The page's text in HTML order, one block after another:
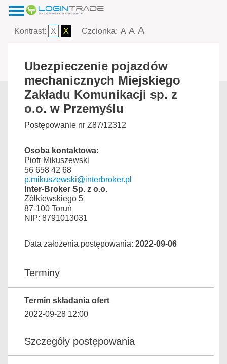
Kontrast: X X Czcionka: A A A
Ubezpieczenie pojazdów
mechanicznych Miejskiego
Zakładu Komunikacji sp. z
o.o. w Przemyślu
Postępowanie nr Z87/12312
Osoba kontaktowa:
Piotr Mikuszewski
56 658 42 68
p.mikuszewski@interbroker.pl
Inter-Broker Sp. z o.o.
Zółkiewskiego 5
87-100 Toruń
NIP: 8791013031
Data założenia postępowania: 2022-09-06
Terminy
Termin składania ofert
2022-09-28 12:00
Szczegóły postępowania